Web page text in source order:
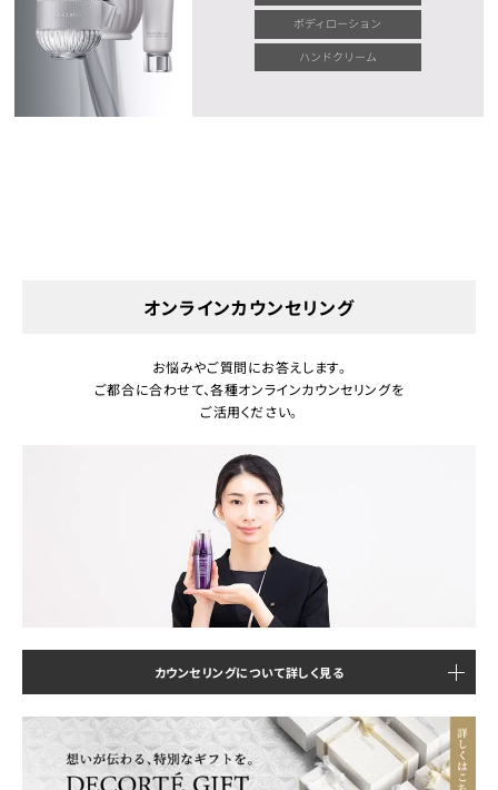
ボディローション
ハンドクリーム
オンラインカウンセリング
お悩みやご質問にお答えします。
ご都合に合わせて、各種オンラインカウンセリングを
ご活用ください。
カウンセリングについて詳しく見る